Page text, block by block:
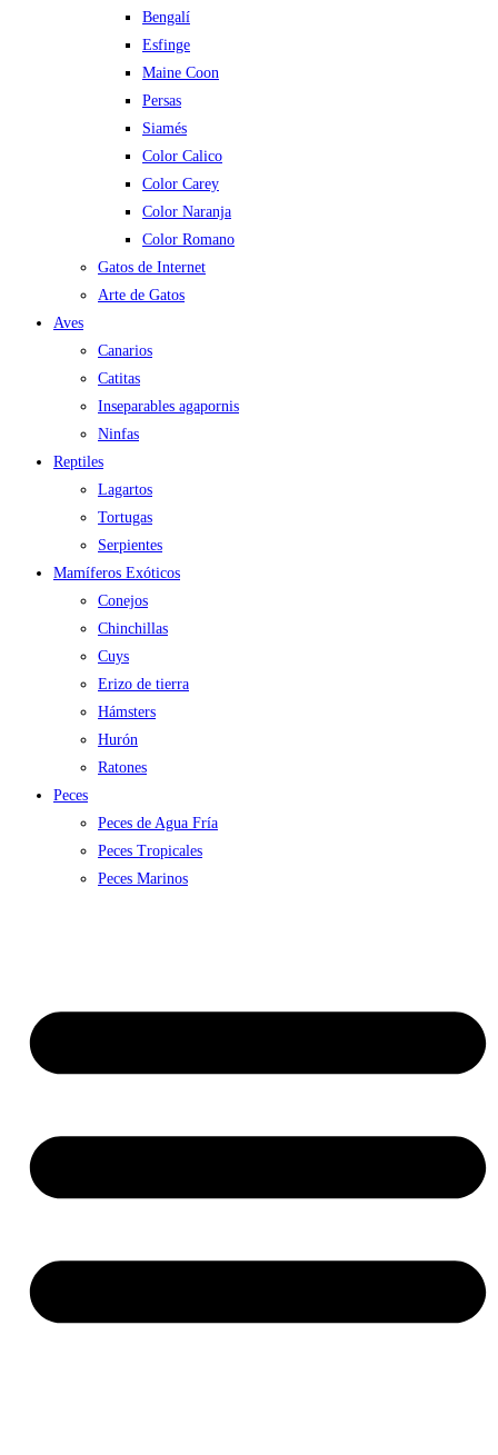
Bengalí
Esfinge
Maine Coon
Persas
Siamés
Color Calico
Color Carey
Color Naranja
Color Romano
Gatos de Internet
Arte de Gatos
Aves
Canarios
Catitas
Inseparables agapornis
Ninfas
Reptiles
Lagartos
Tortugas
Serpientes
Mamíferos Exóticos
Conejos
Chinchillas
Cuys
Erizo de tierra
Hámsters
Hurón
Ratones
Peces
Peces de Agua Fría
Peces Tropicales
Peces Marinos